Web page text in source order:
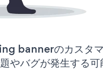
bannerのカスタ
やバグが発生する可